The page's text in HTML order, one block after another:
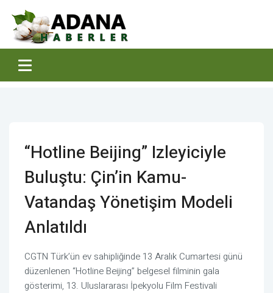
“Hotline Beijing” Izleyiciyle
Buluştu: Çin’in Kamu-
Vatandaş Yönetişim Modeli
Anlatıldı
CGTN Türk’ün ev sahipliğinde 13 Aralık Cumartesi günü
düzenlenen “Hotline Beijing” belgesel filminin gala
gösterimi, 13. Uluslararası İpekyolu Film Festivali